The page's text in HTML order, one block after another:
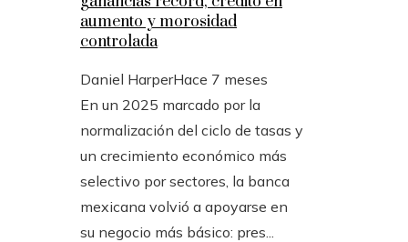
aumento y morosidad
controlada
Daniel HarperHace 7 meses
En un 2025 marcado por la
normalización del ciclo de tasas y
un crecimiento económico más
selectivo por sectores, la banca
mexicana volvió a apoyarse en
su negocio más básico: pres...